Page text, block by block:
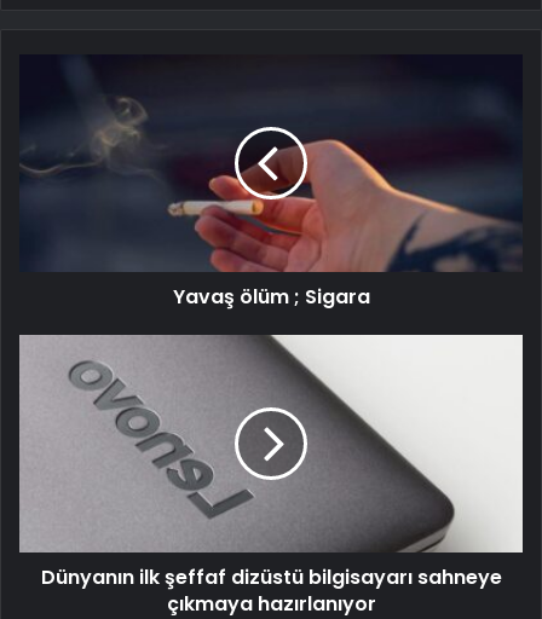
Yavaş ölüm ; Sigara
Dünyanın ilk şeffaf dizüstü bilgisayarı sahneye
çıkmaya hazırlanıyor